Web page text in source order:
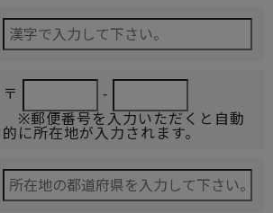
〒
-
※郵便番号を入力いただくと自動
的に所在地が入力されます。